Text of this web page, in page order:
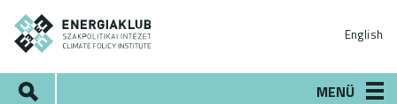
Ugrás
tartalomra
English
MENÜ